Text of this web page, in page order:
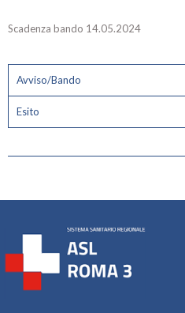
Scadenza bando 14.05.2024
Avviso/Bando
Esito